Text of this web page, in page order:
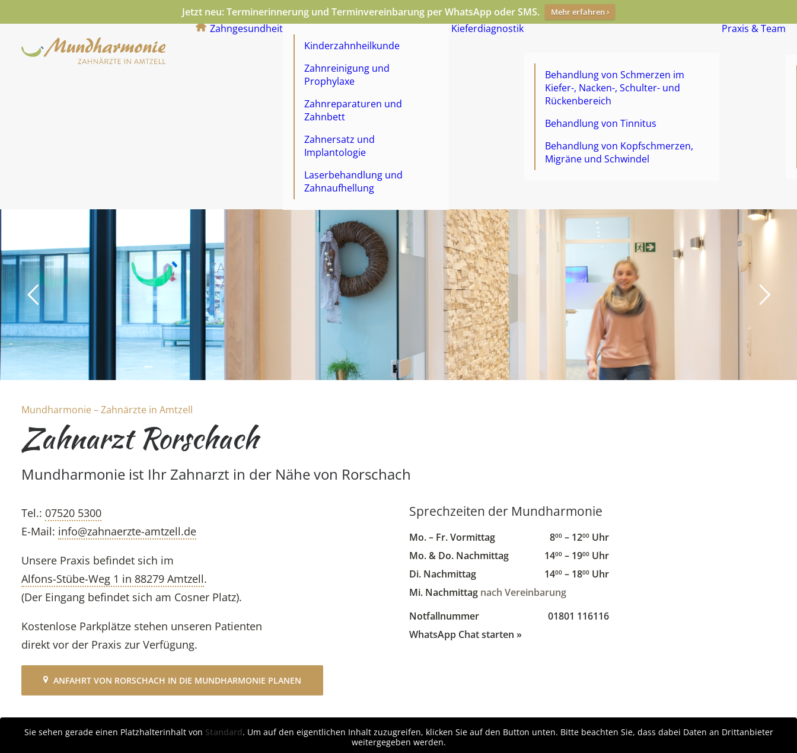
Jetzt neu: Terminerinnerung und Terminvereinbarung per WhatsApp oder SMS. Mehr erfahren ›
Zahngesundheit
Kinderzahnheilkunde
Zahnreinigung und
Prophylaxe
Zahnreparaturen und
Zahnbett
Zahnersatz und
Implantologie
Laserbehandlung und
Zahnaufhellung
Kieferdiagnostik
Behandlung von Schmerzen im
Kiefer-, Nacken-, Schulter- und
Rückenbereich
Behandlung von Tinnitus
Behandlung von Kopfschmerzen,
Migräne und Schwindel
Praxis & Team
Mundharmonie – Zahnärzte in Amtzell
Zahnarzt Rorschach
Mundharmonie ist Ihr Zahnarzt in der Nähe von Rorschach
Tel.: 07520 5300
E-Mail: info@zahnaerzte-amtzell.de
Unsere Praxis befindet sich im
Alfons-Stübe-Weg 1 in 88279 Amtzell.
(Der Eingang befindet sich am Cosner Platz).
Kostenlose Parkplätze stehen unseren Patienten
direkt vor der Praxis zur Verfügung.
ANFAHRT VON RORSCHACH IN DIE MUNDHARMONIE PLANEN
Sprechzeiten der Mundharmonie
Mo. – Fr. Vormittag 800 – 1200 Uhr
Mo. & Do. Nachmittag
1400 – 1900 Uhr
Di. Nachmittag
1400 – 1800 Uhr
Mi. Nachmittag nach Vereinbarung
Notfallnummer
01801 116116
WhatsApp Chat starten »
Sie sehen gerade einen Platzhalterinhalt von Standard. Um auf den eigentlichen Inhalt zuzugreifen, klicken Sie auf den Button unten. Bitte beachten Sie, dass dabei Daten an Drittanbieter
weitergegeben werden.